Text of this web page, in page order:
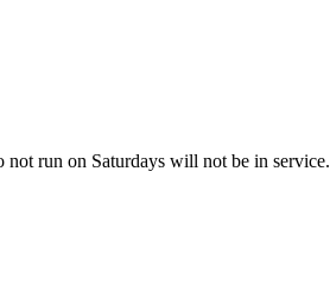
not run on Saturdays will not be in service.